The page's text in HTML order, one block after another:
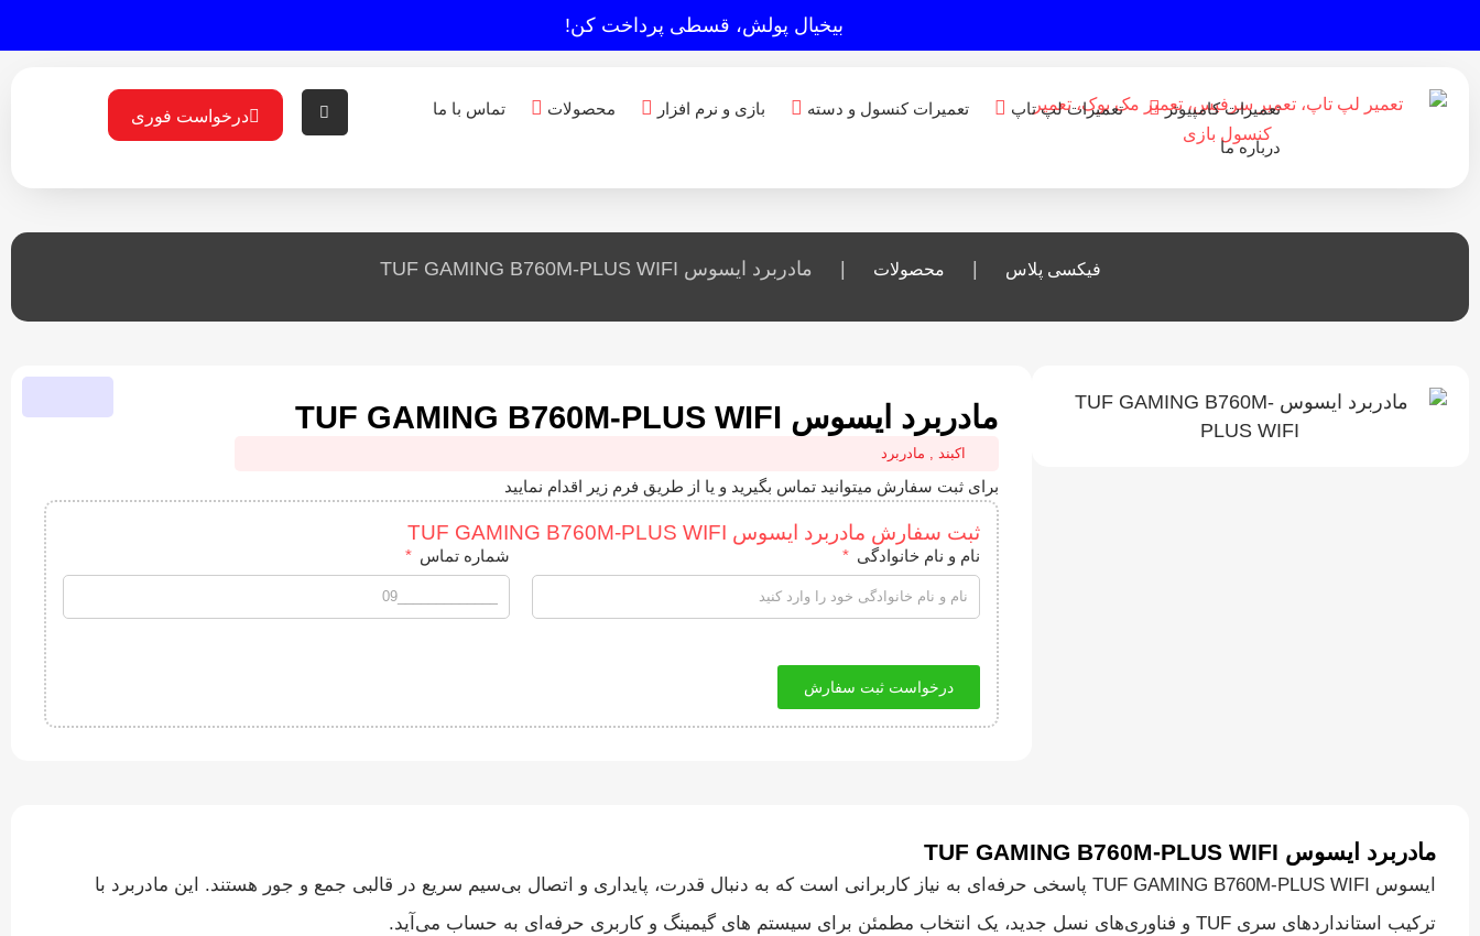
بیخیال پولش، قسطی پرداخت کن!
تعمیرات کامپیوتر تعمیرات لپ تاپ تعمیرات کنسول و دسته بازی و نرم افزار محصولات تماس با ما
درباره ما
درخواست فوری
فیکسی پلاس محصولات مادربرد ایسوس TUF GAMING B760M-PLUS WIFI
مادربرد ایسوس TUF GAMING B760M-PLUS WIFI
اکبند , مادربرد
برای ثبت سفارش میتوانید تماس بگیرید و یا از طریق فرم زیر اقدام نمایید
ثبت سفارش مادربرد ایسوس TUF GAMING B760M-PLUS WIFI
نام و نام خانوادگی شماره تماس
درخواست ثبت سفارش
مادربرد ایسوس TUF GAMING B760M-PLUS WIFI
ایسوس TUF GAMING B760M-PLUS WIFI پاسخی حرفه‌ای به نیاز کاربرانی است که به دنبال قدرت، پایداری و اتصال بی‌سیم سریع در قالبی جمع و جور هستند. این مادربرد با
ترکیب استانداردهای سری TUF و فناوری‌های نسل جدید، یک انتخاب مطمئن برای سیستم‌ های گیمینگ و کاربری حرفه‌ای به حساب می‌آید.